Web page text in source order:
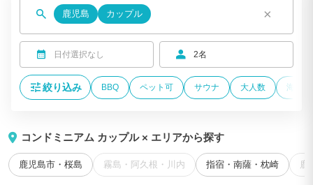
鹿児島 カップル ×
日付選択なし 2名
絞り込み BBQ ペット可 サウナ 大人数 海が
コンドミニアム カップル × エリアから探す
鹿児島市・桜島 霧島・阿久根・川内 指宿・南薩・枕崎 鹿